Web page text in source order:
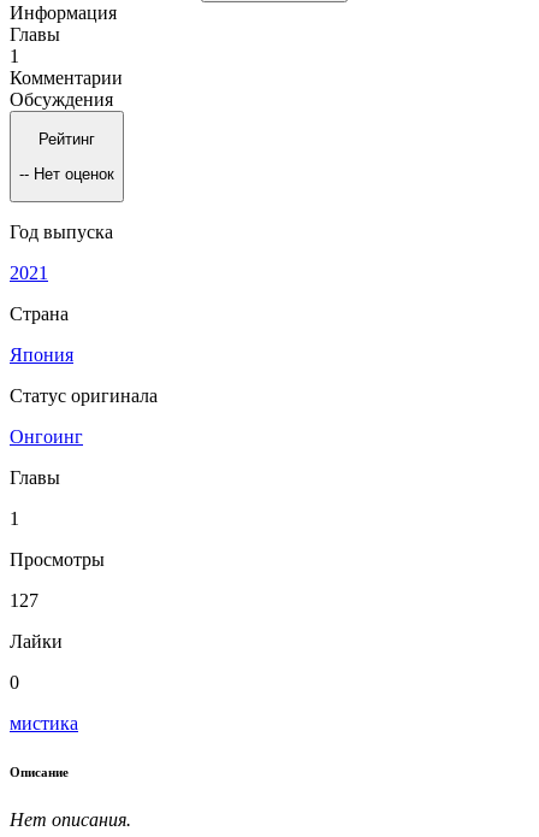
Информация
Главы
1
Комментарии
Обсуждения
Рейтинг
-- Нет оценок
Год выпуска
2021
Страна
Япония
Статус оригинала
Онгоинг
Главы
1
Просмотры
127
Лайки
0
мистика
Описание
Нет описания.